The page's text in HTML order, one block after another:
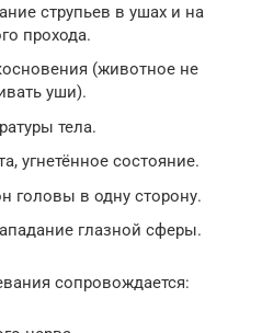
струпьев в ушах и на
прохода.
(животное не
уши).
тела.
угнетённое состояние.
головы в одну сторону.
глазной сферы.
сопровождается: